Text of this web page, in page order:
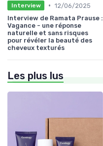
Interview • 12/06/2025
Interview de Ramata Prause :
Vagance - une réponse
naturelle et sans risques
pour révéler la beauté des
cheveux texturés
Les plus lus